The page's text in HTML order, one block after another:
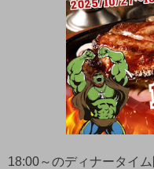
18:00～のディナータイ